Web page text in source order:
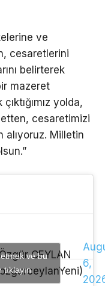
ve
cesaretlerini
belirterek
mazeret
yolda,
cesaretimizi
Milletin
CEYLAN
6,
ve bu